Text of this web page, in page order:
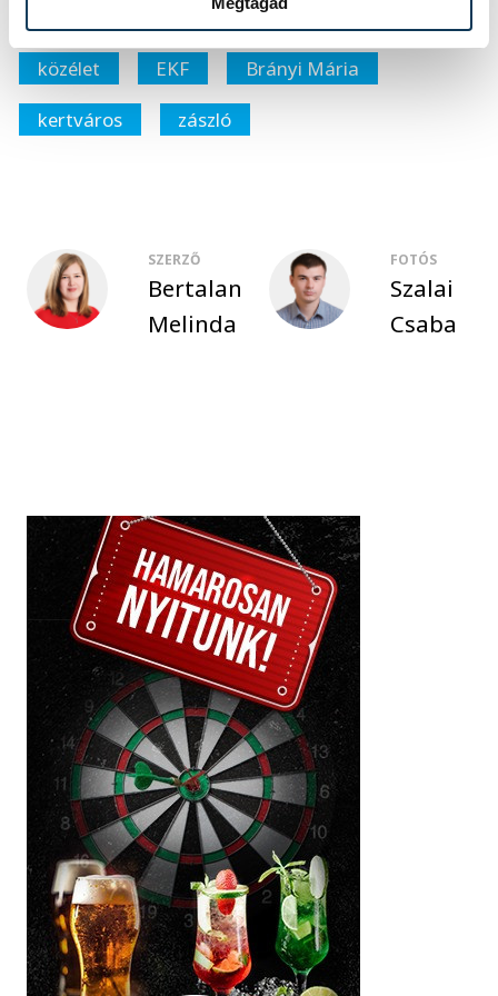
közélet EKF
Brányi Mária
kertváros
zászló
SZERZŐ
Bertalan
Melinda
FOTÓS
Szalai
Csaba